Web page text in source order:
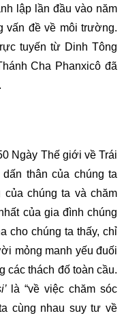
lập lần đầu vào năm
vấn đề về môi trường.
tuyến từ Dinh Tông
Cha Phanxicô đã
Ngày Thế giới về Trái
thân của chúng ta
chúng ta và chăm
của gia đình chúng
cho chúng ta thấy, chỉ
mỏng manh yếu đuối
các thách đố toàn cầu.
là “về việc chăm sóc
cùng nhau suy tư về